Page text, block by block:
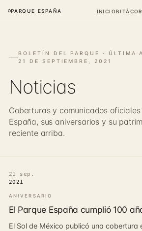
PARQUE ESPAÑA INICIO
BOLETÍN DEL PARQUE · ÚLTIMA
21 DE SEPTIEMBRE, 2021
Noticias
Coberturas y comunicados
España, sus aniversarios y su
reciente arriba.
21 sep.
2021
ANIVERSARIO
El Parque España cumplió 100
El Sol de México publicó una cobertura